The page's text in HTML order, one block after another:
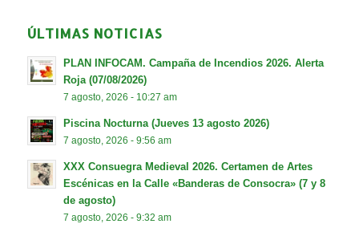
ÚLTIMAS NOTICIAS
PLAN INFOCAM. Campaña de Incendios 2026. Alerta
Roja (07/08/2026)
7 agosto, 2026 - 10:27 am
Piscina Nocturna (Jueves 13 agosto 2026)
7 agosto, 2026 - 9:56 am
XXX Consuegra Medieval 2026. Certamen de Artes
Escénicas en la Calle «Banderas de Consocra» (7 y 8
de agosto)
7 agosto, 2026 - 9:32 am